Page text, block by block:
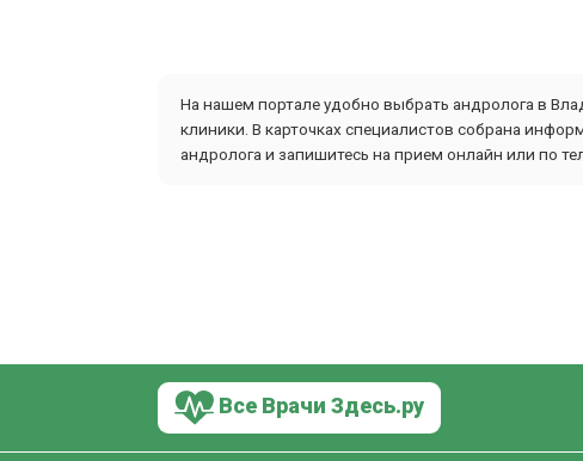
На нашем портале удобно выбрать андролога в
клиники. В карточках специалистов собрана
андролога и запишитесь на прием онлайн или по
Все Врачи Здесь.ру